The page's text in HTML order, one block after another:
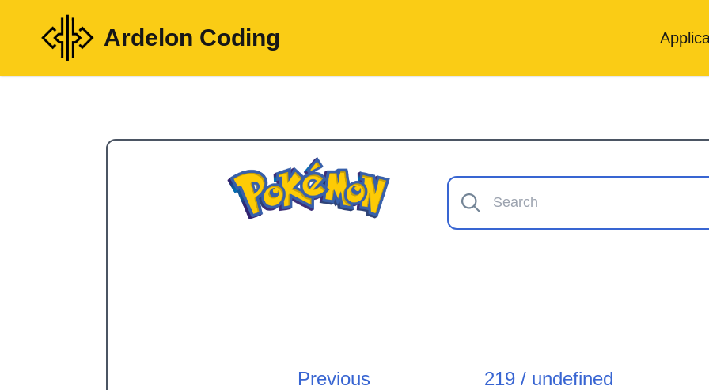
Ardelon Coding
Previous 219 / undefined